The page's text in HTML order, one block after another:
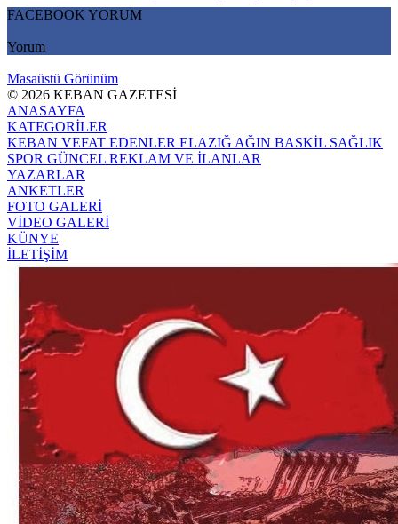
FACEBOOK YORUM
Yorum
Masaüstü Görünüm
© 2026 KEBAN GAZETESİ
ANASAYFA
KATEGORİLER
KEBAN VEFAT EDENLER ELAZIĞ AĞIN BASKİL SAĞLIK
SPOR GÜNCEL REKLAM VE İLANLAR
YAZARLAR
ANKETLER
FOTO GALERİ
VİDEO GALERİ
KÜNYE
İLETİŞİM